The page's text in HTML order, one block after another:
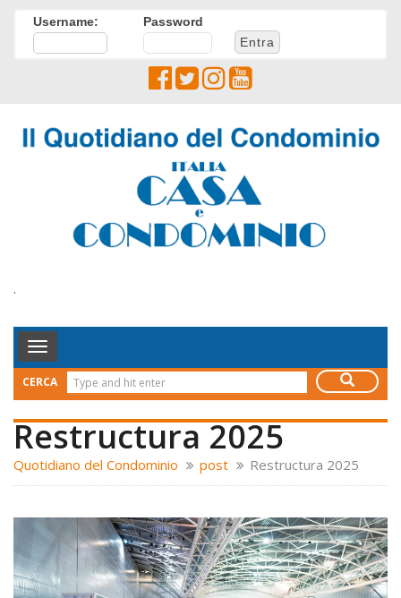
Username: Password
.
Toggle
Navigation
CERCA
Restructura 2025
Quotidiano del Condominio post Restructura 2025